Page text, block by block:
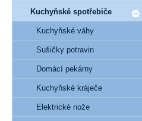
Kuchyňské spotřebiče
Kuchyňské váhy
Sušičky potravin
Domácí pekárny
Kuchyňské kráječe
Elektrické nože